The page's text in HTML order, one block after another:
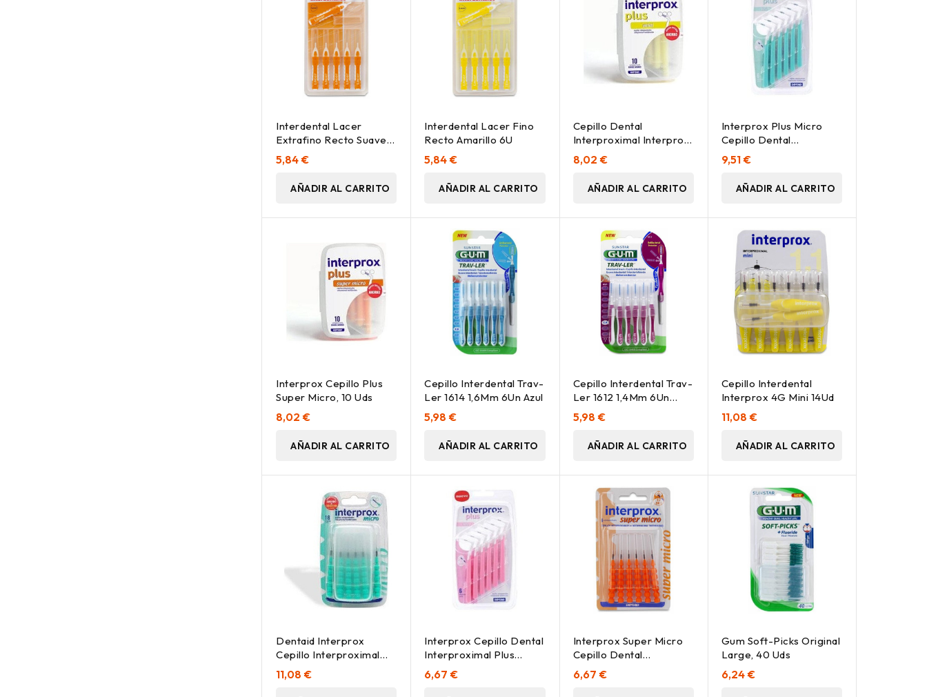
Interdental Lacer
Extrafino Recto Suave
Naranja 6U
5,84 €
AÑADIR AL CARRITO
Interdental Lacer Fino
Recto Amarillo 6U
5,84 €
AÑADIR AL CARRITO
Cepillo Dental
Interproximal Interprox
Plus Mini, 10 Uds
8,02 €
AÑADIR AL CARRITO
Interprox Plus Micro
Cepillo Dental
Interproximal, 10 Uds
9,51 €
AÑADIR AL CARRITO
Interprox Cepillo Plus
Super Micro, 10 Uds
8,02 €
AÑADIR AL CARRITO
Cepillo Interdental Trav-
Ler 1614 1,6Mm 6Un Azul
5,98 €
AÑADIR AL CARRITO
Cepillo Interdental Trav-
Ler 1612 1,4Mm 6Un
Rosa
5,98 €
AÑADIR AL CARRITO
Cepillo Interdental
Interprox 4G Mini 14Ud
11,08 €
AÑADIR AL CARRITO
Dentaid Interprox
Cepillo Interproximal
Micro, 14 Uds
11,08 €
Interprox Cepillo Dental
Interproximal Plus
Nano, 6 Uds
6,67 €
Interprox Super Micro
Cepillo Dental
Interproximal, 6 Uds
6,67 €
Gum Soft-Picks Original
Large, 40 Uds
6,24 €